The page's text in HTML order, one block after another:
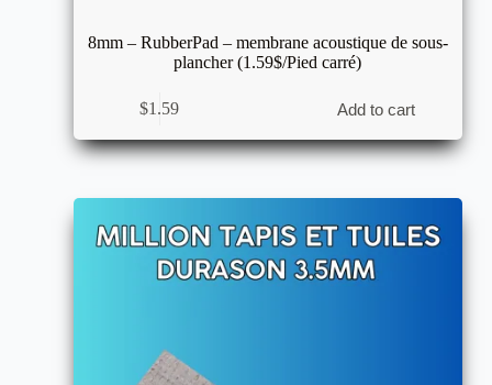
8mm – RubberPad – membrane acoustique de sous-
plancher (1.59$/Pied carré)
$1.59 Add to cart